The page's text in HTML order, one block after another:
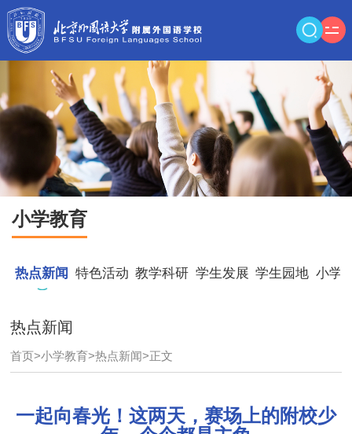
小学教育
热点新闻 特色活动 教学科研 学生发展 学生园地 小学
热点新闻
首页>小学教育>热点新闻>正文
一起向春光！这两天，赛场上的附校少